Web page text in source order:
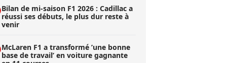
Bilan de mi-saison F1 2026 : Cadillac a
réussi ses débuts, le plus dur reste à
venir
McLaren F1 a transformé ’une bonne
base de travail’ en voiture gagnante